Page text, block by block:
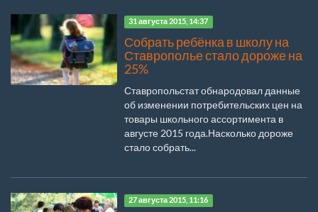
31 августа 2015, 14:37
Собрать ребёнка в школу на
Ставрополье стало дороже на
25%
Ставропольстат обнародовал данные
об изменении потребительских цен на
товары школьного ассортимента в
августе 2015 года.Насколько дороже
стало собрать...
27 августа 2015, 11:16